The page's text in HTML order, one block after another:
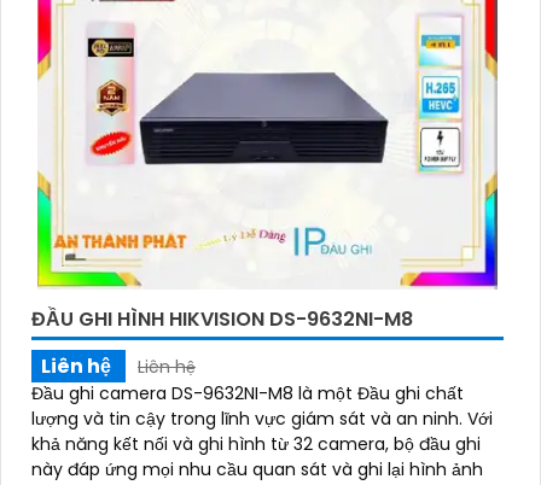
ĐẦU GHI HÌNH HIKVISION DS-9632NI-M8
Liên hệ
Liên hệ
Đầu ghi camera DS-9632NI-M8 là một Đầu ghi chất
lượng và tin cậy trong lĩnh vực giám sát và an ninh. Với
khả năng kết nối và ghi hình từ 32 camera, bộ đầu ghi
này đáp ứng mọi nhu cầu quan sát và ghi lại hình ảnh